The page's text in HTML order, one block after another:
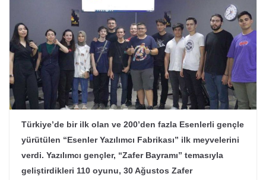
Türkiye’de bir ilk olan ve 200’den fazla Esenlerli gençle
yürütülen “Esenler Yazılımcı Fabrikası” ilk meyvelerini
verdi. Yazılımcı gençler, “Zafer Bayramı” temasıyla
geliştirdikleri 110 oyunu, 30 Ağustos Zafer